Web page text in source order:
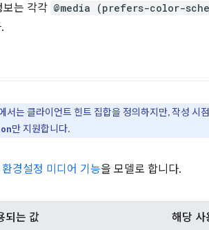
보는 각각 @media (prefers-color-
서는 클라이언트 힌트 집합을 정의하지만, 작성
만 지원합니다.
경설정 미디어 기능을 모델로 합니다.
되는 값 해당 사